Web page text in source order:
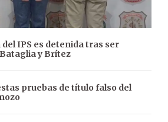
IPS es detenida tras ser
y Brítez
pruebas de título falso del